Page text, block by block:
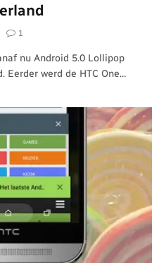
1
nu Android 5.0 Lollipop
Eerder werd de HTC One…